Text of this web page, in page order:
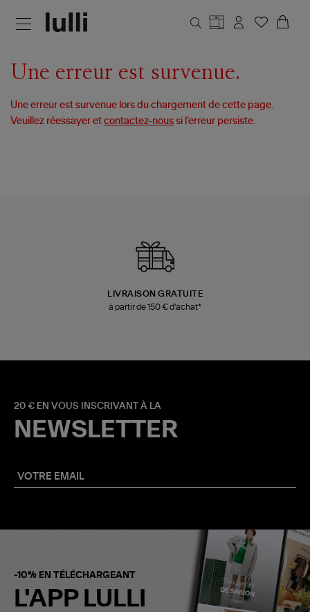
Une erreur est survenue.
Une erreur est survenue lors du chargement de cette page.
Veuillez réessayer etcontactez-nous si l’erreur persiste.
LIVRAISON GRATUITE
à partir de 150 € d'achat*
20 € EN VOUS INSCRIVANT À LA
NEWSLETTER
-10% EN TÉLÉCHARGEANT
L'APP LULLI